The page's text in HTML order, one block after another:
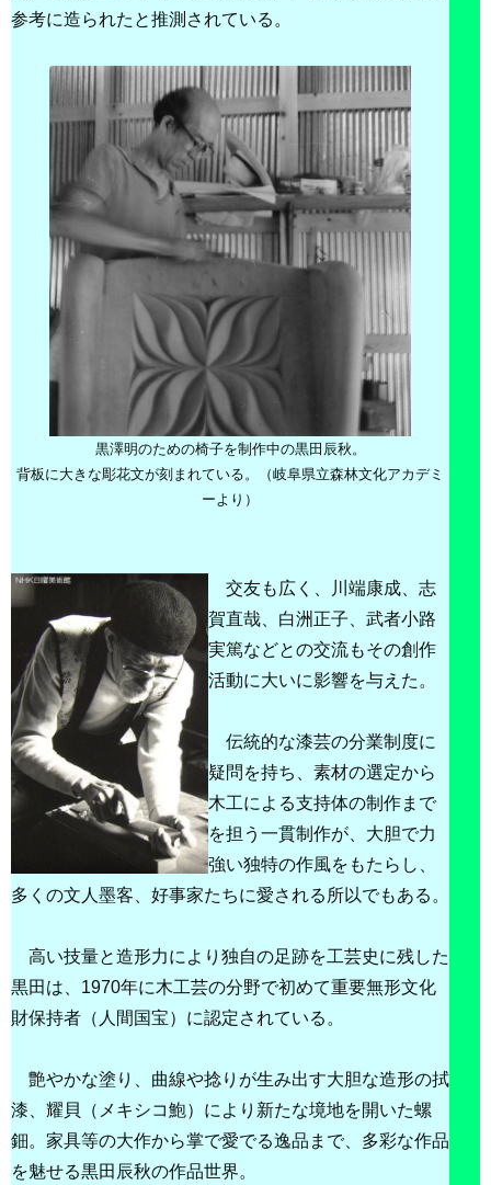
参考に造られたと推測されている。
黒澤明のための椅子を制作中の黒田辰秋。
背板に大きな彫花文が刻まれている。（岐阜県立森林文化アカデミ
ーより）
交友も広く、川端康成、志
賀直哉、白洲正子、武者小路
実篤などとの交流もその創作
活動に大いに影響を与えた。
伝統的な漆芸の分業制度に
疑問を持ち、素材の選定から
木工による支持体の制作まで
を担う一貫制作が、大胆で力
強い独特の作風をもたらし、
多くの文人墨客、好事家たちに愛される所以でもある。
高い技量と造形力により独自の足跡を工芸史に残した
黒田は、1970年に木工芸の分野で初めて重要無形文化
財保持者（人間国宝）に認定されている。
艶やかな塗り、曲線や捻りが生み出す大胆な造形の拭
漆、耀貝（メキシコ鮑）により新たな境地を開いた螺
鈿。家具等の大作から掌で愛でる逸品まで、多彩な作品
を魅せる黒田辰秋の作品世界。